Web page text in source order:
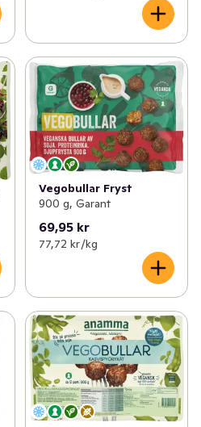
Vegobullar Fryst
900 g, Garant
69,95 kr
77,72 kr /kg